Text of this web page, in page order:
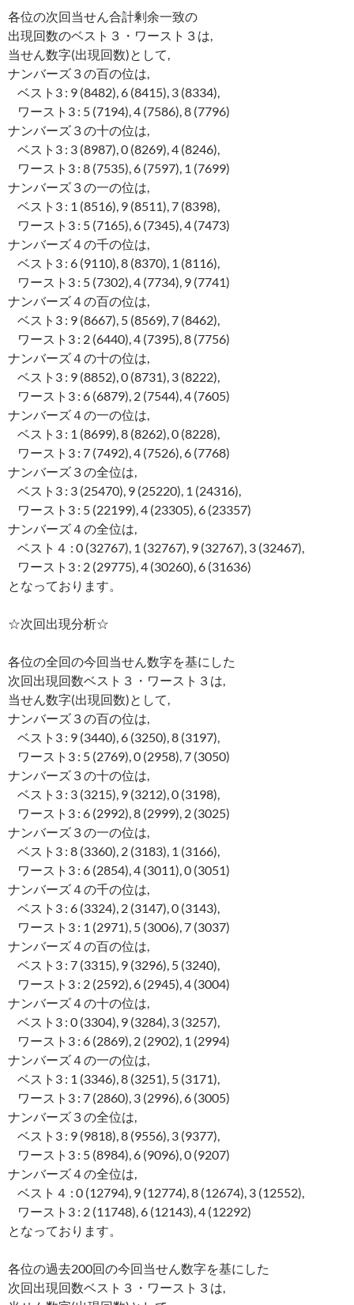
各位の次回当せん合計剰余一致の
出現回数のベスト３・ワースト３は,
当せん数字(出現回数)として,
ナンバーズ３の百の位は,
ベスト3 : 9 (8482), 6 (8415), 3 (8334),
ワースト3 : 5 (7194), 4 (7586), 8 (7796)
ナンバーズ３の十の位は,
ベスト3 : 3 (8987), 0 (8269), 4 (8246),
ワースト3 : 8 (7535), 6 (7597), 1 (7699)
ナンバーズ３の一の位は,
ベスト3 : 1 (8516), 9 (8511), 7 (8398),
ワースト3 : 5 (7165), 6 (7345), 4 (7473)
ナンバーズ４の千の位は,
ベスト3 : 6 (9110), 8 (8370), 1 (8116),
ワースト3 : 5 (7302), 4 (7734), 9 (7741)
ナンバーズ４の百の位は,
ベスト3 : 9 (8667), 5 (8569), 7 (8462),
ワースト3 : 2 (6440), 4 (7395), 8 (7756)
ナンバーズ４の十の位は,
ベスト3 : 9 (8852), 0 (8731), 3 (8222),
ワースト3 : 6 (6879), 2 (7544), 4 (7605)
ナンバーズ４の一の位は,
ベスト3 : 1 (8699), 8 (8262), 0 (8228),
ワースト3 : 7 (7492), 4 (7526), 6 (7768)
ナンバーズ３の全位は,
ベスト3 : 3 (25470), 9 (25220), 1 (24316),
ワースト3 : 5 (22199), 4 (23305), 6 (23357)
ナンバーズ４の全位は,
ベスト４ : 0 (32767), 1 (32767), 9 (32767), 3 (32467),
ワースト3 : 2 (29775), 4 (30260), 6 (31636)
となっております。
☆次回出現分析☆
各位の全回の今回当せん数字を基にした
次回出現回数ベスト３・ワースト３は,
当せん数字(出現回数)として,
ナンバーズ３の百の位は,
ベスト3 : 9 (3440), 6 (3250), 8 (3197),
ワースト3 : 5 (2769), 0 (2958), 7 (3050)
ナンバーズ３の十の位は,
ベスト3 : 3 (3215), 9 (3212), 0 (3198),
ワースト3 : 6 (2992), 8 (2999), 2 (3025)
ナンバーズ３の一の位は,
ベスト3 : 8 (3360), 2 (3183), 1 (3166),
ワースト3 : 6 (2854), 4 (3011), 0 (3051)
ナンバーズ４の千の位は,
ベスト3 : 6 (3324), 2 (3147), 0 (3143),
ワースト3 : 1 (2971), 5 (3006), 7 (3037)
ナンバーズ４の百の位は,
ベスト3 : 7 (3315), 9 (3296), 5 (3240),
ワースト3 : 2 (2592), 6 (2945), 4 (3004)
ナンバーズ４の十の位は,
ベスト3 : 0 (3304), 9 (3284), 3 (3257),
ワースト3 : 6 (2869), 2 (2902), 1 (2994)
ナンバーズ４の一の位は,
ベスト3 : 1 (3346), 8 (3251), 5 (3171),
ワースト3 : 7 (2860), 3 (2996), 6 (3005)
ナンバーズ３の全位は,
ベスト3 : 9 (9818), 8 (9556), 3 (9377),
ワースト3 : 5 (8984), 6 (9096), 0 (9207)
ナンバーズ４の全位は,
ベスト４ : 0 (12794), 9 (12774), 8 (12674), 3 (12552),
ワースト3 : 2 (11748), 6 (12143), 4 (12292)
となっております。
各位の過去200回の今回当せん数字を基にした
次回出現回数ベスト３・ワースト３は,